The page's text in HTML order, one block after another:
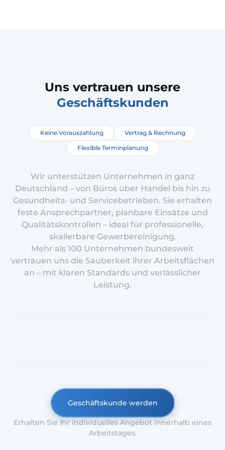
Uns vertrauen unsere
Geschäftskunden
Keine Vorauszahlung
Vertrag & Rechnung
Flexible Terminplanung
Wir unterstützen Unternehmen in ganz
Deutschland – von Büros über Handel bis hin zu
Gesundheits- und Servicebetrieben. Sie erhalten
feste Ansprechpartner, planbare Einsätze und
Qualitätskontrollen – ideal für professionelle,
skalierbare Gewerbereinigung.
Mehr als 100 Unternehmen bundesweit
vertrauen uns die Sauberkeit ihrer Arbeitsflächen
an – mit klaren Standards und verlässlicher
Leistung.
Geschäftskunde werden
Erhalten Sie Ihr individuelles Angebot innerhalb eines
Arbeitstages.